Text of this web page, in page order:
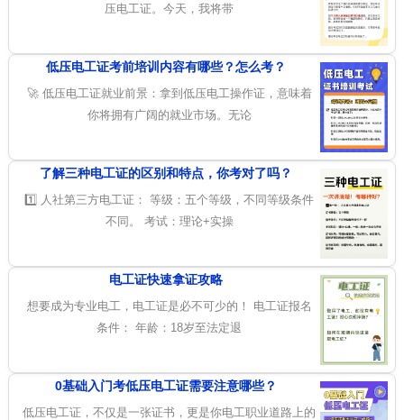
压电工证。今天，我将带
低压电工证考前培训内容有哪些？怎么考？
🚀 低压电工证就业前景：拿到低压电工操作证，意味着
你将拥有广阔的就业市场。无论
了解三种电工证的区别和特点，你考对了吗？
1️⃣ 人社第三方电工证： 等级：五个等级，不同等级条件
不同。 考试：理论+实操
电工证快速拿证攻略
想要成为专业电工，电工证是必不可少的！ 电工证报名
条件： 年龄：18岁至法定退
0基础入门考低压电工证需要注意哪些？
低压电工证，不仅是一张证书，更是你电工职业道路上的